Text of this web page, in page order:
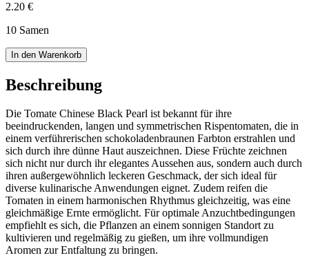
2.20 €
10 Samen
In den Warenkorb
Beschreibung
Die Tomate Chinese Black Pearl ist bekannt für ihre
beeindruckenden, langen und symmetrischen Rispentomaten, die in
einem verführerischen schokoladenbraunen Farbton erstrahlen und
sich durch ihre dünne Haut auszeichnen. Diese Früchte zeichnen
sich nicht nur durch ihr elegantes Aussehen aus, sondern auch durch
ihren außergewöhnlich leckeren Geschmack, der sich ideal für
diverse kulinarische Anwendungen eignet. Zudem reifen die
Tomaten in einem harmonischen Rhythmus gleichzeitig, was eine
gleichmäßige Ernte ermöglicht. Für optimale Anzuchtbedingungen
empfiehlt es sich, die Pflanzen an einem sonnigen Standort zu
kultivieren und regelmäßig zu gießen, um ihre vollmundigen
Aromen zur Entfaltung zu bringen.